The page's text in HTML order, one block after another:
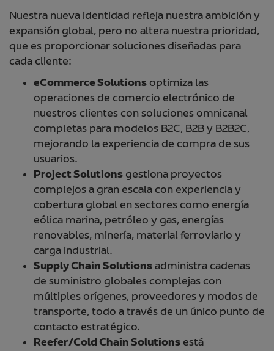
Nuestra nueva identidad refleja nuestra ambición y
expansión global, pero no altera nuestra prioridad,
que es proporcionar soluciones diseñadas para
cada cliente:
eCommerce Solutions optimiza las
operaciones de comercio electrónico de
nuestros clientes con soluciones omnicanal
completas para modelos B2C, B2B y B2B2C,
mejorando la experiencia de compra de sus
usuarios.
Project Solutions gestiona proyectos
complejos a gran escala con experiencia y
cobertura global en sectores como energía
eólica marina, petróleo y gas, energías
renovables, minería, material ferroviario y
carga industrial.
Supply Chain Solutionsadministra cadenas
de suministro globales complejas con
múltiples orígenes, proveedores y modos de
transporte, todo a través de un único punto de
contacto estratégico.
Reefer/Cold Chain Solutions está